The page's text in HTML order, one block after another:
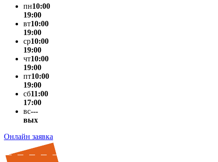
пн10:00
19:00
вт10:00
19:00
ср10:00
19:00
чт10:00
19:00
пт10:00
19:00
сб11:00
17:00
вс---
вых
Онлайн заявка